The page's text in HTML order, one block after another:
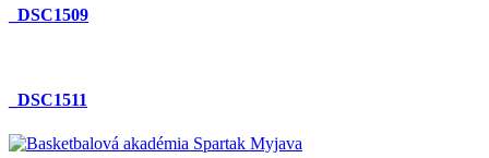
_DSC1509
_DSC1511